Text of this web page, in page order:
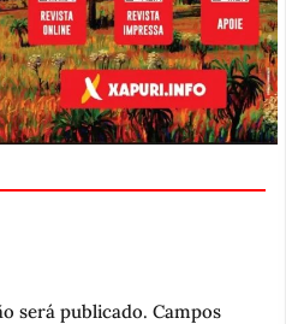
será publicado. Campos